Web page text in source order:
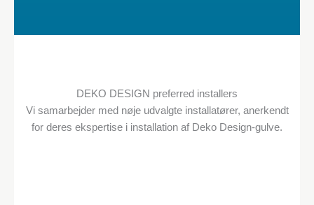
DEKO DESIGN preferred installers
Vi samarbejder med nøje udvalgte installatører, anerkendt
for deres ekspertise i installation af Deko Design-gulve.